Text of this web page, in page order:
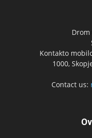
Drom
Kontakto
1000,
Contact us: